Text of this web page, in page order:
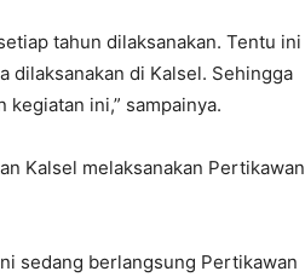
tahun dilaksanakan. Tentu ini
dilaksanakan di Kalsel. Sehingga
kegiatan ini,” sampainya.
Kalsel melaksanakan Pertikawan
sedang berlangsung Pertikawan